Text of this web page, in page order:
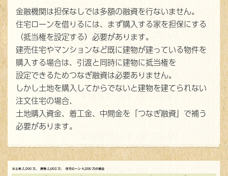
金融機関は担保なしでは多額の融資を行ないません。
住宅ローンを借りるには、まず購入する家を担保にする
（抵当権を設定する）必要があります。
建売住宅やマンションなど既に建物が建っている物件を
購入する場合は、引渡と同時に建物に抵当権を
設定できるためつなぎ融資は必要ありません。
しかし土地を購入してからでないと建物を建てられない
注文住宅の場合、
土地購入資金、着工金、中間金を「つなぎ融資」で補う
必要があります。